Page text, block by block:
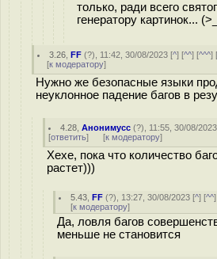
только, ради всего
генератору картинок...
3.26 ,FF (?), 11:42, 30/08/2023 [^] [^^] [^^^]
[к модератору]
Нужно же безопасные языки
неуклонное падение багов в
4.28 ,Анонимусс (?), 11:55, 30/08/
[ответить] [к модератору]
Хехе, пока что количество
растет)))
5.43 ,FF (?), 13:27, 30/08/2023 [^] [^^
[к модератору]
Да, ловля багов
меньше не становится